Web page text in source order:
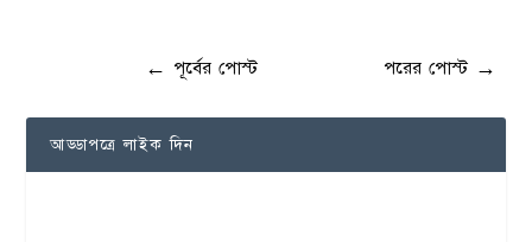
← পূর্বের পোস্ট পরের পোস্ট →
আড্ডাপত্রে লাইক দিন